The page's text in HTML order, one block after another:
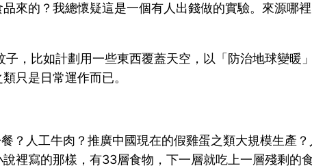
來的？我總懷疑這是一個有人出錢做的實驗。來源哪
，比如計劃用一些東西覆蓋天空，以「防治地球變暖
只是日常運作而已。
？人工牛肉？推廣中國現在的假雞蛋之類大規模生產？
裡寫的那樣，有33層食物，下一層就吃上一層殘剩的